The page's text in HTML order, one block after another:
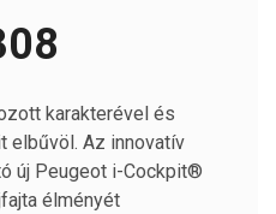
karakterével és
elbűvöl. Az innovatív
új Peugeot i-Cockpit®
élményét